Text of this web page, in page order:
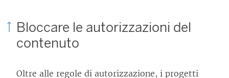
Bloccare le autorizzazioni del
contenuto
Oltre alle regole di autorizzazione, i progetti